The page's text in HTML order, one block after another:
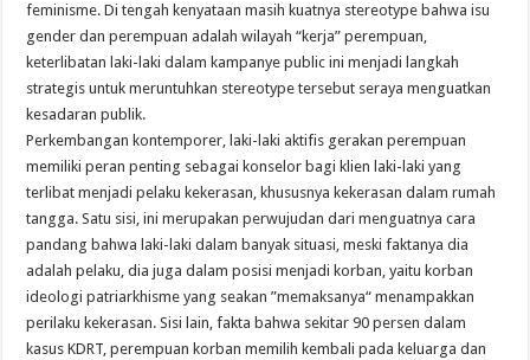
feminisme. Di tengah kenyataan masih kuatnya stereotype bahwa isu
gender dan perempuan adalah wilayah “kerja” perempuan,
keterlibatan laki-laki dalam kampanye public ini menjadi langkah
strategis untuk meruntuhkan stereotype tersebut seraya menguatkan
kesadaran publik.
Perkembangan kontemporer, laki-laki aktifis gerakan perempuan
memiliki peran penting sebagai konselor bagi klien laki-laki yang
terlibat menjadi pelaku kekerasan, khususnya kekerasan dalam rumah
tangga. Satu sisi, ini merupakan perwujudan dari menguatnya cara
pandang bahwa laki-laki dalam banyak situasi, meski faktanya dia
adalah pelaku, dia juga dalam posisi menjadi korban, yaitu korban
ideologi patriarkhisme yang seakan ”memaksanya“ menampakkan
perilaku kekerasan. Sisi lain, fakta bahwa sekitar 90 persen dalam
kasus KDRT, perempuan korban memilih kembali pada keluarga dan